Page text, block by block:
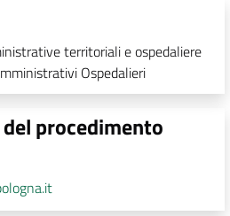
territoriali e ospedaliere
Ospedalieri
procedimento